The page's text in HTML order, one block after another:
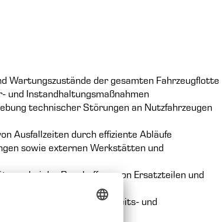
Wartungszustände der gesamten Fahrzeugflotte
und Instandhaltungsmaßnahmen
technischer Störungen an Nutzfahrzeugen
Ausfallzeiten durch effiziente Abläufe
sowie externen Werkstätten und
bei der Beschaffung von Ersatzteilen und
sowie Qualitäts-, Sicherheits- und